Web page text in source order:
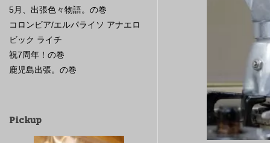
5月、出張色々物語。の巻
コロンビア/エルパライソ アナエロ
ビック ライチ
祝7周年！の巻
鹿児島出張。の巻
Pickup